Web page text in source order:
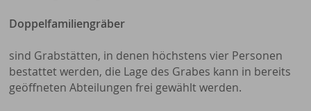
Doppelfamiliengräber
sind Grabstätten, in denen höchstens vier Personen
bestattet werden, die Lage des Grabes kann in bereits
geöffneten Abteilungen frei gewählt werden.